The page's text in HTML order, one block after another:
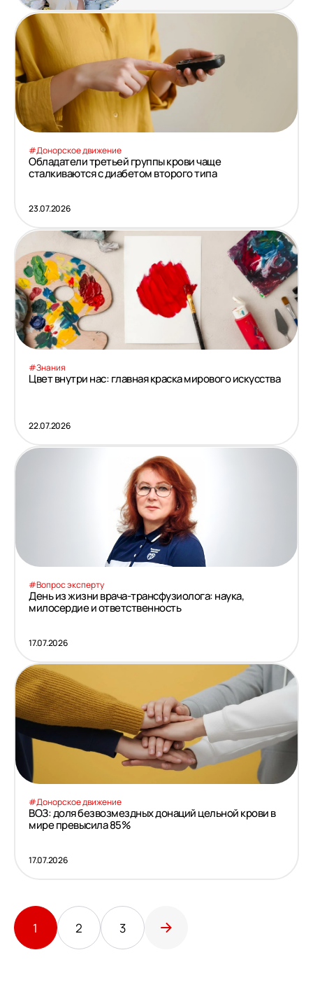
#Донорское движение
Обладатели третьей группы крови чаще
сталкиваются с диабетом второго типа
23.07.2026
#Знания
Цвет внутри нас: главная краска мирового искусства
22.07.2026
#Вопрос эксперту
День из жизни врача‑трансфузиолога: наука,
милосердие и ответственность
17.07.2026
#Донорское движение
ВОЗ: доля безвозмездных донаций цельной крови в
мире превысила 85%
17.07.2026
1 2 3